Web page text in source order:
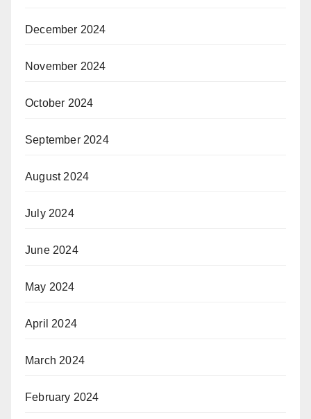
December 2024
November 2024
October 2024
September 2024
August 2024
July 2024
June 2024
May 2024
April 2024
March 2024
February 2024